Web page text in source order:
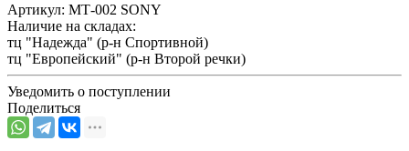
Артикул: МТ-002 SONY
Наличие на складах:
тц "Надежда" (р-н Спортивной)
тц "Европейский" (р-н Второй речки)
Уведомить о поступлении
Поделиться